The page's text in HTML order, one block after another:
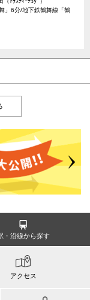
」6分/地下鉄鶴舞線「鶴
・沿線から探す
アクセス